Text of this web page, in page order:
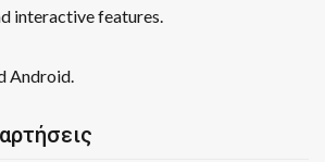
interactive features.
Android.